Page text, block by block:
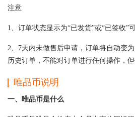
注意
1、订单状态显示为“已发货”或“已签收”
2、7天内未做售后申请，订单将自动变
历史订单，不能对订单进行任何操作，但
唯品币说明
一、唯品币是什么